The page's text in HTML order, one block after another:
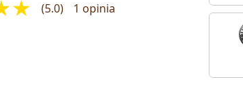
(5.0) 1 opinia